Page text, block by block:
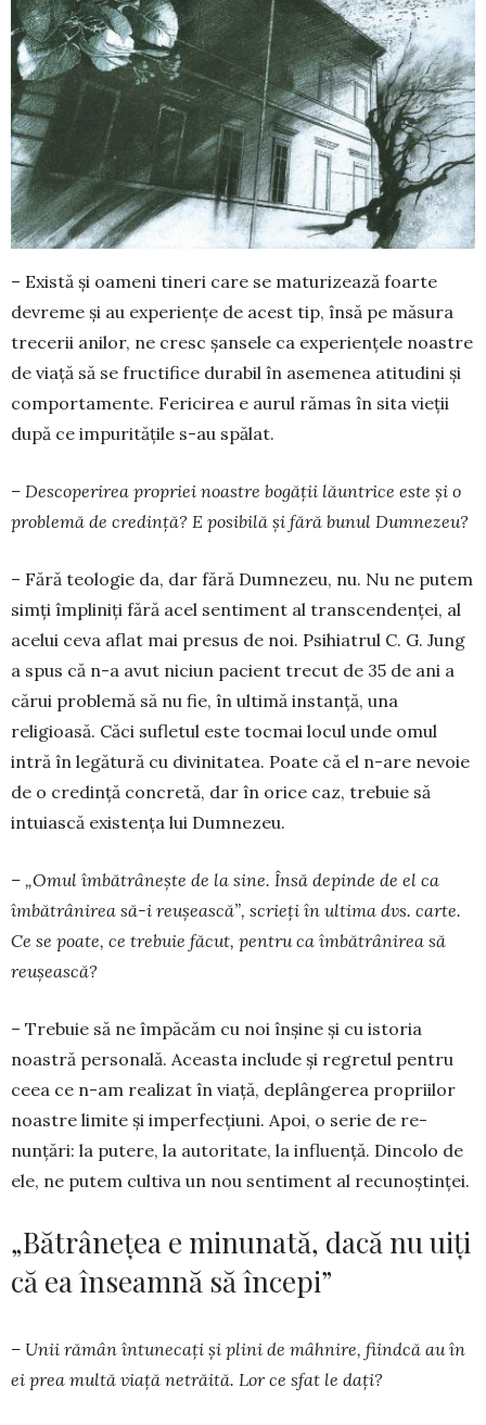
– Există și oameni tineri care se maturizează foarte
devreme și au experiențe de acest tip, însă pe măsura
trecerii anilor, ne cresc șansele ca experiențele noastre
de viață să se fructifice durabil în asemenea atitudini și
comportamente. Fericirea e aurul rămas în sita vieții
după ce impuritățile s-au spălat.
– Descoperirea pro­priei noastre bo­gății lă­un­trice este și o
proble­mă de cre­dință? E posi­bilă și fără bunul Dum­ne­zeu?
– Fără teologie da, dar fără Dum­ne­zeu, nu. Nu ne putem
simți îm­pliniți fără acel senti­ment al trans­cen­denței, al
ace­lui ceva aflat mai presus de noi. Psihia­trul C. G. Jung
a spus că n-a avut niciun pacient trecut de 35 de ani a
cărui pro­blemă să nu fie, în ultimă instanță, una
religioasă. Căci sufletul este tocmai locul unde omul
intră în legătură cu divinitatea. Poate că el n-are nevoie
de o credință concretă, dar în orice caz, trebuie să
intuiască existența lui Dumnezeu.
– „Omul îmbătrânește de la sine. Însă depinde de el ca
îmbătrânirea să-i reușească”, scrieți în ultima dvs. carte.
Ce se poate, ce trebuie făcut, pen­tru ca îmbătrânirea să
reușească?
– Trebuie să ne împăcăm cu noi înșine și cu istoria
noastră personală. Aceasta include și re­gretul pentru
ceea ce n-am realizat în viață, deplân­gerea propriilor
noastre limite și imper­fecțiuni. Apoi, o serie de re­
nunțări: la putere, la autoritate, la influență. Dincolo de
ele, ne putem cultiva un nou sentiment al re­cunoștinței.
„Bătrânețea e minunată, dacă nu uiți
că ea înseamnă să începi”
– Unii rămân întunecați și plini de mâhnire, fiindcă au în
ei prea multă viață netrăită. Lor ce sfat le dați?